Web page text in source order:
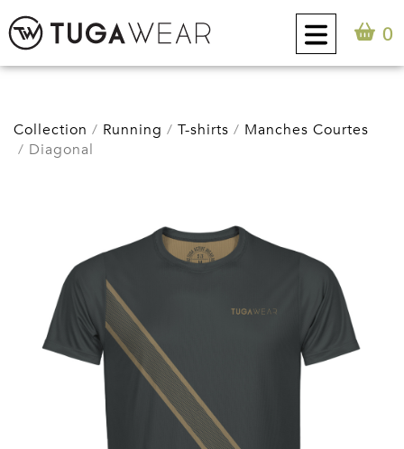
0
COLLECTION
CONTACT
Collection Running T-shirts
Manches Courtes
Diagonal